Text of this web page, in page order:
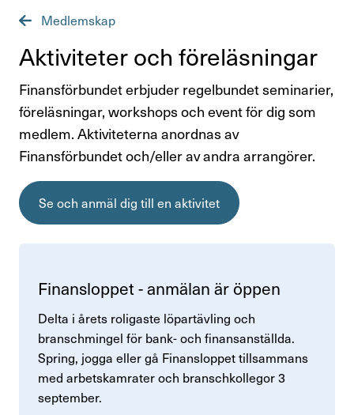
Så byter du fackförbund
Inkomstförsäkring
Personlig rådgivning och rättshjälp
Finansförbundets medlemsförmåner
Aktiviteter och föreläsningar
Avsluta medlemskap
Råd & stöd
Om Finansförbundet
Medlemskap
Akti­vi­teter och före­läs­ningar
Finansförbundet erbjuder regelbundet seminarier,
föreläsningar, workshops och event för dig som
medlem. Aktiviteterna anordnas av
Finansförbundet och/eller av andra arrangörer.
Se och anmäl dig till en aktivitet
Finansloppet - anmälan är öppen
Delta i årets roligaste löpartävling och
branschmingel för bank- och finansanställda.
Spring, jogga eller gå Finansloppet tillsammans
med arbetskamrater och branschkollegor 3
september.